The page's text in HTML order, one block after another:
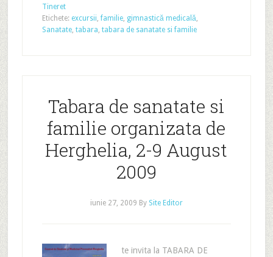
Tineret
Etichete: excursii,familie, gimnastică medicală,
Sanatate, tabara, tabara de sanatate si familie
Tabara de sanatate si
familie organizata de
Herghelia, 2-9 August
2009
iunie 27, 2009 By Site Editor
te invita la TABARA DE